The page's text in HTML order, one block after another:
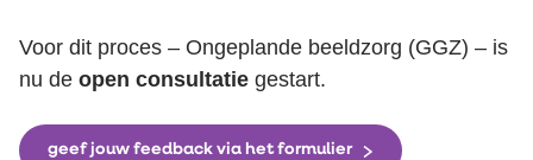
Voor dit proces – Ongeplande beeldzorg (GGZ) – is
nu de open consultatie gestart.
geef jouw feedback via het formulier